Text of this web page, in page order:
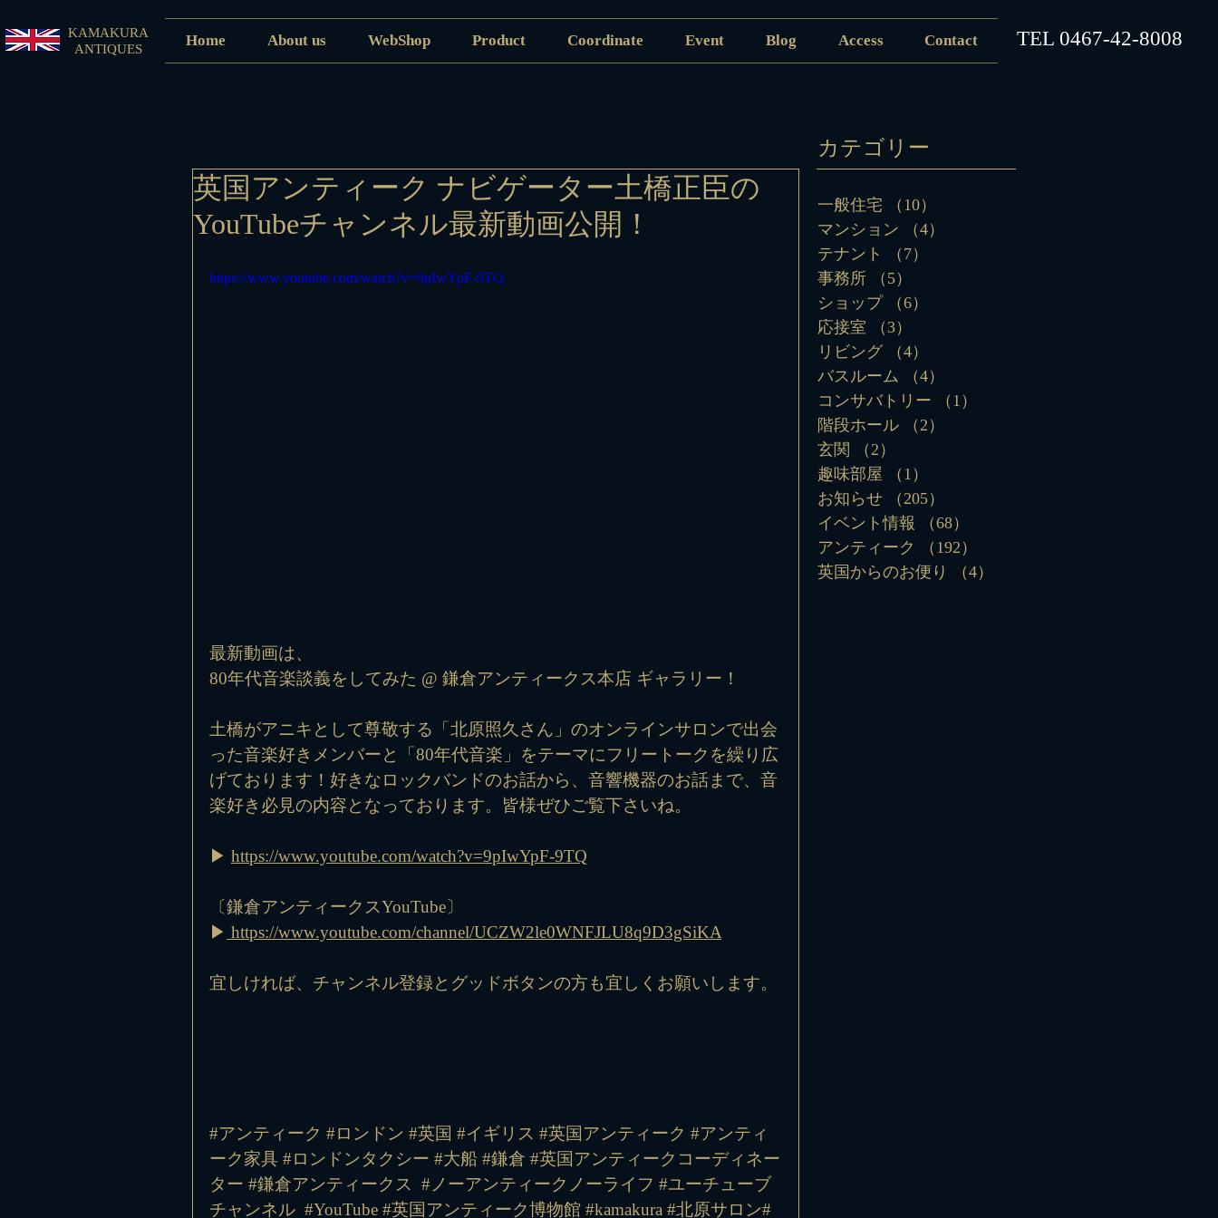
KAMAKURA
ANTIQUES
Home About us WebShop Product Coordinate Event Blog Access Contact ​TEL 0467-42-8008
英国アンティーク ナビゲーター土橋正臣の
YouTubeチャンネル最新動画公開！
https://www.youtube.com/watch?v=9pIwYpF-9TQ
最新動画は、
80年代音楽談義をしてみた @ 鎌倉アンティークス本店 ギャラリー！
土橋がアニキとして尊敬する「北原照久さん」のオンラインサロンで出会
った音楽好きメンバーと「80年代音楽」をテーマにフリートークを繰り広
げております！好きなロックバンドのお話から、音響機器のお話まで、音
楽好き必見の内容となっております。皆様ぜひご覧下さいね。
▶ https://www.youtube.com/watch?v=9pIwYpF-9TQ
〔鎌倉アンティークスYouTube〕
▶ https://www.youtube.com/channel/UCZW2le0WNFJLU8q9D3gSiKA
宜しければ、チャンネル登録とグッドボタンの方も宜しくお願いします。
#アンティーク #ロンドン #英国 #イギリス #英国アンティーク #アンティ
ーク家具 #ロンドンタクシー #大船 #鎌倉 #英国アンティークコーディネー
ター #鎌倉アンティークス
#ノーアンティークノーライフ #ユーチューブ
チャンネル #YouTube #英国アンティーク博物館 #kamakura #北原サロン#
カテゴリー
一般住宅 （10）
マンション
（4）
テナント
（7）
事務所
（5）
ショップ
（6）
応接室
（3）
リビング
（4）
バスルーム
（4）
コンサバトリー
（1）
階段ホール
（2）
玄関
（2）
趣味部屋
（1）
お知らせ
（205）
イベント情報
（68）
アンティーク
（192）
英国からのお便り
（4）